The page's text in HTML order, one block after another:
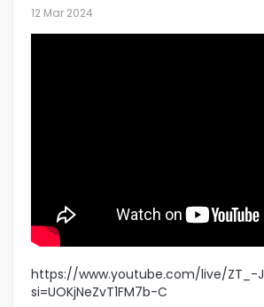
12 Mar 2024
https://www.youtube.com/live/ZT_-
si=UOKjNeZvT1FM7b-C